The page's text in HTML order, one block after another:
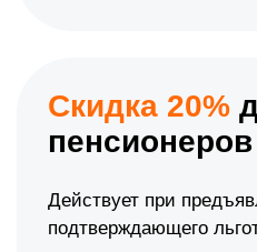
Скидка 20%
пенсионеров
Действует при
подтверждающего